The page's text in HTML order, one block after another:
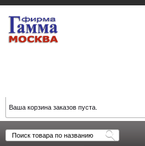
Ваша корзина заказов пуста.